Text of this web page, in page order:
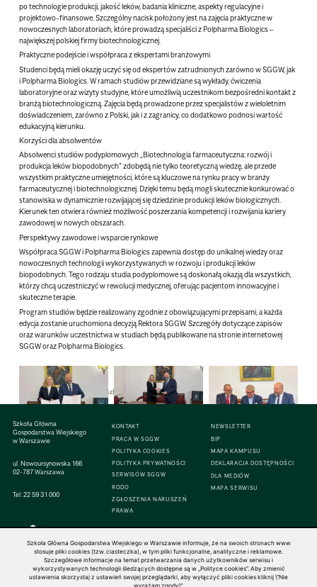
po technologie produkcji, jakość leków, badania kliniczne, aspekty regulacyjne i
projektowo-finansowe. Szczególny nacisk położony jest na zajęcia praktyczne w
nowoczesnych laboratoriach, które prowadzą specjaliści z Polpharma Biologics –
największej polskiej firmy biotechnologicznej.
Praktyczne podejście i współpraca z ekspertami branżowymi
Studenci będą mieli okazję uczyć się od ekspertów zatrudnionych zarówno w SGGW, jak
i Polpharma Biologics. W ramach studiów przewidziane są wykłady, ćwiczenia
laboratoryjne oraz wizyty studyjne, które umożliwią uczestnikom bezpośredni kontakt z
branżą biotechnologiczną. Zajęcia będą prowadzone przez specjalistów z wieloletnim
doświadczeniem, zarówno z Polski, jak i z zagranicy, co dodatkowo podnosi wartość
edukacyjną kierunku.
Korzyści dla absolwentów
Absolwenci studiów podyplomowych „Biotechnologia farmaceutyczna: rozwój i
produkcja leków biopodobnych” zdobędą nie tylko teoretyczną wiedzę, ale przede
wszystkim praktyczne umiejętności, które są kluczowe na rynku pracy w branży
farmaceutycznej i biotechnologicznej. Dzięki temu będą mogli skutecznie konkurować o
stanowiska w dynamicznie rozwijającej się dziedzinie produkcji leków biologicznych.
Kierunek ten otwiera również możliwość poszerzania kompetencji i rozwijania kariery
zawodowej w nowych obszarach.
Perspektywy zawodowe i wsparcie rynkowe
Współpraca SGGW i Polpharma Biologics zapewnia dostęp do unikalnej wiedzy oraz
nowoczesnych technologii wykorzystywanych w rozwoju i produkcji leków
biopodobnych. Tego rodzaju studia podyplomowe są doskonałą okazją dla wszystkich,
którzy chcą uczestniczyć w rewolucji medycznej, oferując pacjentom innowacyjne i
skuteczne terapie.
Program studiów będzie realizowany zgodnie z obowiązującymi przepisami, a każda
edycja zostanie uruchomiona decyzją Rektora SGGW. Szczegóły dotyczące zapisów
oraz warunków uczestnictwa w studiach będą publikowane na stronie internetowej
SGGW oraz Polpharma Biologics.
Polpharma Biologics Studia podyplomowe
Szkoła Główna
Gospodarstwa Wiejskiego
w Warszawie
ul. Nowoursynowska 166
02-787 Warszawa
Tel:22 59 31 000
KONTAKT
PRACA W SGGW
POLITYKA COOKIES
POLITYKA PRYWATNOŚCI
SERWISÓW SGGW
RODO
ZGŁOSZENIA NARUSZEŃ
PRAWA
NEWSLETTER
BIP
MAPA KAMPUSU
DEKLARACJA DOSTĘPNOŚCI
DLA MEDIÓW
MAPA SERWISU
© 1816–2026 SGGW — ALL RIGHTS RESERVED
Szkoła Główna Gospodarstwa Wiejskiego w Warszawie informuje, że na swoich stronach www
stosuje pliki cookies (tzw. ciasteczka), w tym pliki funkcjonalne, analityczne i reklamowe.
Szczegółowe informacje na temat przetwarzania danych użytkowników serwisu i
wykorzystywanych technologii śledzących dostępne są w „Polityce cookies”. Aby zmienić
ustawienia skorzystaj z ustawień swojej przeglądarki, aby wyłączyć pliki cookies kliknij \"Nie
wyrażam zgody\".